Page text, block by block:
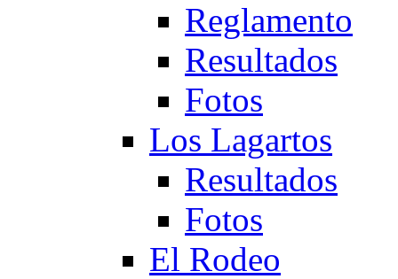
Reglamento
Resultados
Fotos
Los Lagartos
Resultados
Fotos
El Rodeo